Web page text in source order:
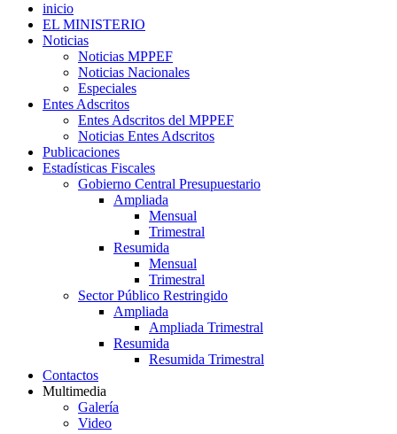
inicio
EL MINISTERIO
Noticias
Noticias MPPEF
Noticias Nacionales
Especiales
Entes Adscritos
Entes Adscritos del MPPEF
Noticias Entes Adscritos
Publicaciones
Estadísticas Fiscales
Gobierno Central Presupuestario
Ampliada
Mensual
Trimestral
Resumida
Mensual
Trimestral
Sector Público Restringido
Ampliada
Ampliada Trimestral
Resumida
Resumida Trimestral
Contactos
Multimedia
Galería
Video